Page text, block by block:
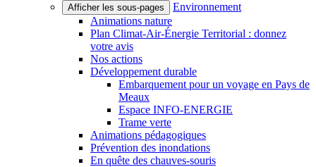
Afficher les sous-pages
Environnement
Animations nature
Plan Climat-Air-Énergie Territorial : donnez
votre avis
Nos actions
Développement durable
Embarquement pour un voyage en Pays de
Meaux
Espace INFO-ENERGIE
Trame verte
Animations pédagogiques
Prévention des inondations
En quête des chauves-souris